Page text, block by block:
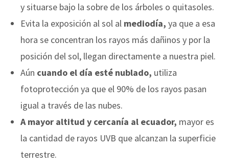
y situarse bajo la sobre de los árboles o quitasoles.
Evita la exposición al sol al mediodía, ya que a esa
hora se concentran los rayos más dañinos y por la
posición del sol, llegan directamente a nuestra piel.
Aún cuando el día esté nublado, utiliza
fotoprotección ya que el 90% de los rayos pasan
igual a través de las nubes.
A mayor altitud y cercanía al ecuador, mayor es
la cantidad de rayos UVB que alcanzan la superficie
terrestre.